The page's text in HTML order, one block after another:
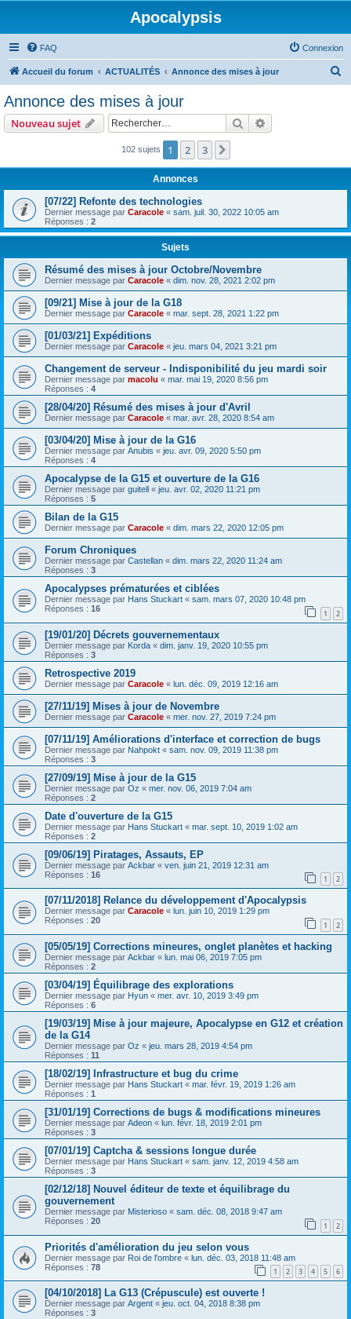
Apocalypsis
FAQ Connexion
Accueil du forum ACTUALITÉS Annonce des mises à jour
r
Annonce des mises à jour
Nouveau sujet Rechercher
102 sujets 1 2 3
Annonces
[07/22] Refonte des technologies
Dernier message par Caracole « sam. juil. 30, 2022 10:05 am
Réponses : 2
Sujets
Résumé des mises à jour Octobre/Novembre
Dernier message par Caracole « dim. nov. 28, 2021 2:02 pm
[09/21] Mise à jour de la G18
Dernier message par Caracole « mar. sept. 28, 2021 1:22 pm
[01/03/21] Expéditions
Dernier message par Caracole « jeu. mars 04, 2021 3:21 pm
Changement de serveur - Indisponibilité du jeu mardi soir
Dernier message par macolu « mar. mai 19, 2020 8:56 pm
Réponses : 4
[28/04/20] Résumé des mises à jour d'Avril
Dernier message par Caracole « mar. avr. 28, 2020 8:54 am
[03/04/20] Mise à jour de la G16
Dernier message par Anubis « jeu. avr. 09, 2020 5:50 pm
Réponses : 4
Apocalypse de la G15 et ouverture de la G16
Dernier message par guitell « jeu. avr. 02, 2020 11:21 pm
Réponses : 5
Bilan de la G15
Dernier message par Caracole « dim. mars 22, 2020 12:05 pm
Forum Chroniques
Dernier message par Castellan « dim. mars 22, 2020 11:24 am
Réponses : 3
Apocalypses prématurées et ciblées
Dernier message par Hans Stuckart « sam. mars 07, 2020 10:48 pm
Réponses : 16 1 2
[19/01/20] Décrets gouvernementaux
Dernier message par Korda « dim. janv. 19, 2020 10:55 pm
Réponses : 3
Retrospective 2019
Dernier message par Caracole « lun. déc. 09, 2019 12:16 am
[27/11/19] Mises à jour de Novembre
Dernier message par Caracole « mer. nov. 27, 2019 7:24 pm
[07/11/19] Améliorations d'interface et correction de bugs
Dernier message par Nahpokt « sam. nov. 09, 2019 11:38 pm
Réponses : 3
[27/09/19] Mise à jour de la G15
Dernier message par Oz « mer. nov. 06, 2019 7:04 am
Réponses : 2
Date d'ouverture de la G15
Dernier message par Hans Stuckart « mar. sept. 10, 2019 1:02 am
Réponses : 2
[09/06/19] Piratages, Assauts, EP
Dernier message par Ackbar « ven. juin 21, 2019 12:31 am
Réponses : 16 1 2
[07/11/2018] Relance du développement d'Apocalypsis
Dernier message par Caracole « lun. juin 10, 2019 1:29 pm
Réponses : 20 1 2
[05/05/19] Corrections mineures, onglet planètes et hacking
Dernier message par Ackbar « lun. mai 06, 2019 7:05 pm
Réponses : 2
[03/04/19] Équilibrage des explorations
Dernier message par Hyun « mer. avr. 10, 2019 3:49 pm
Réponses : 6
[19/03/19] Mise à jour majeure, Apocalypse en G12 et création
de la G14
Dernier message par Oz « jeu. mars 28, 2019 4:54 pm
Réponses : 11
[18/02/19] Infrastructure et bug du crime
Dernier message par Hans Stuckart « mar. févr. 19, 2019 1:26 am
Réponses : 1
[31/01/19] Corrections de bugs & modifications mineures
Dernier message par Adeon « lun. févr. 18, 2019 2:01 pm
Réponses : 3
[07/01/19] Captcha & sessions longue durée
Dernier message par Hans Stuckart « sam. janv. 12, 2019 4:58 am
Réponses : 3
[02/12/18] Nouvel éditeur de texte et équilibrage du
gouvernement
Dernier message par Misterioso « sam. déc. 08, 2018 9:47 am
Réponses : 20 1 2
Priorités d'amélioration du jeu selon vous
Dernier message par Roi de l'ombre « lun. déc. 03, 2018 11:48 am
Réponses : 78 1 2 3 4 5 6
[04/10/2018] La G13 (Crépuscule) est ouverte !
Dernier message par Argent « jeu. oct. 04, 2018 8:38 pm
Réponses : 3